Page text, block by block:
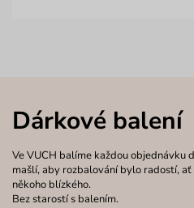
Dárkové balení
Ve VUCH balíme každou objednávku
mašlí, aby rozbalování bylo radostí,
někoho blízkého.
Bez starostí s balením.